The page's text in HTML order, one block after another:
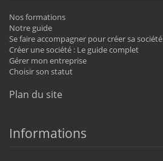
Nos formations
Notre guide
Se faire accompagner pour créer sa société
Créer une société : Le guide complet
Gérer mon entreprise
Choisir son statut
Plan du site
Informations